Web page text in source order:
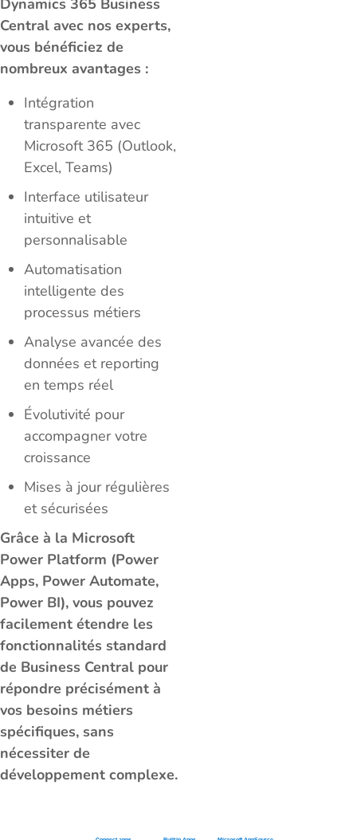
Dynamics 365 Business
Central avec nos experts,
vous bénéficiez de
nombreux avantages :
Intégration
transparente avec
Microsoft 365 (Outlook,
Excel, Teams)
Interface utilisateur
intuitive et
personnalisable
Automatisation
intelligente des
processus métiers
Analyse avancée des
données et reporting
en temps réel
Évolutivité pour
accompagner votre
croissance
Mises à jour régulières
et sécurisées
Grâce à la Microsoft
Power Platform (Power
Apps, Power Automate,
Power BI), vous pouvez
facilement étendre les
fonctionnalités standard
de Business Central pour
répondre précisément à
vos besoins métiers
spécifiques, sans
nécessiter de
développement complexe.